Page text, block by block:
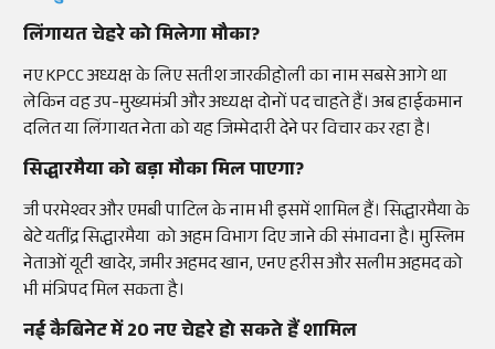
लिंगायत चेहरे को मिलेगा मौका?
नए KPCC अध्यक्ष के लिए सतीश जारकीहोली का नाम सबसे आगे था
लेकिन वह उप-मुख्यमंत्री और अध्यक्ष दोनों पद चाहते हैं। अब हाईकमान
दलित या लिंगायत नेता को यह जिम्मेदारी देने पर विचार कर रहा है।
सिद्धारमैया को बड़ा मौका मिल पाएगा?
जी परमेश्वर और एमबी पाटिल के नाम भी इसमें शामिल हैं। सिद्धारमैया के
बेटे यतींद्र सिद्धारमैया को अहम विभाग दिए जाने की संभावना है। मुस्लिम
नेताओं यूटी खादेर, जमीर अहमद खान, एनए हरीस और सलीम अहमद को
भी मंत्रिपद मिल सकता है।
नई कैबिनेट में 20 नए चेहरे हो सकते हैं शामिल